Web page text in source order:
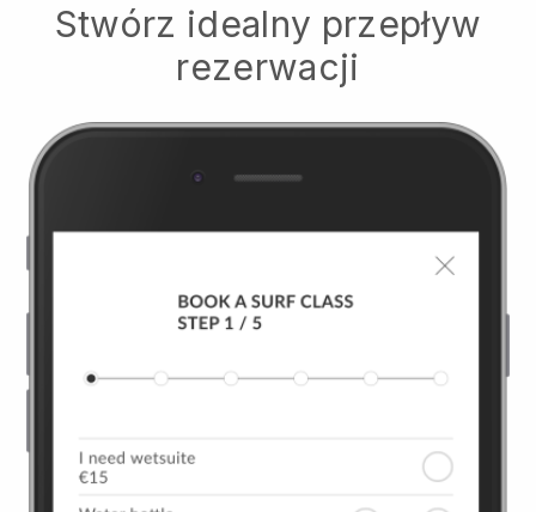
Stwórz idealny przepływ
rezerwacji